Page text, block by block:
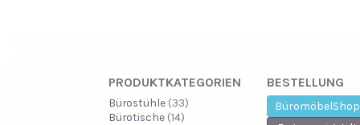
PRODUKTKATEGORIEN
Bürostühle (33)
Bürotische (14)
BESTELLUNG
BüromöbelShop